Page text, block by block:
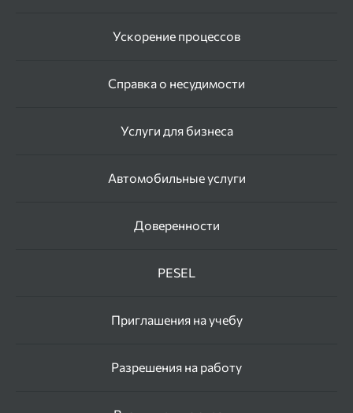
Услуги для бизнеса
PESEL
Ускорение процессов
Автомобильные услуги
Приглашения на учебу
Справка о несудимости
Доверенности
Разрешения на работу